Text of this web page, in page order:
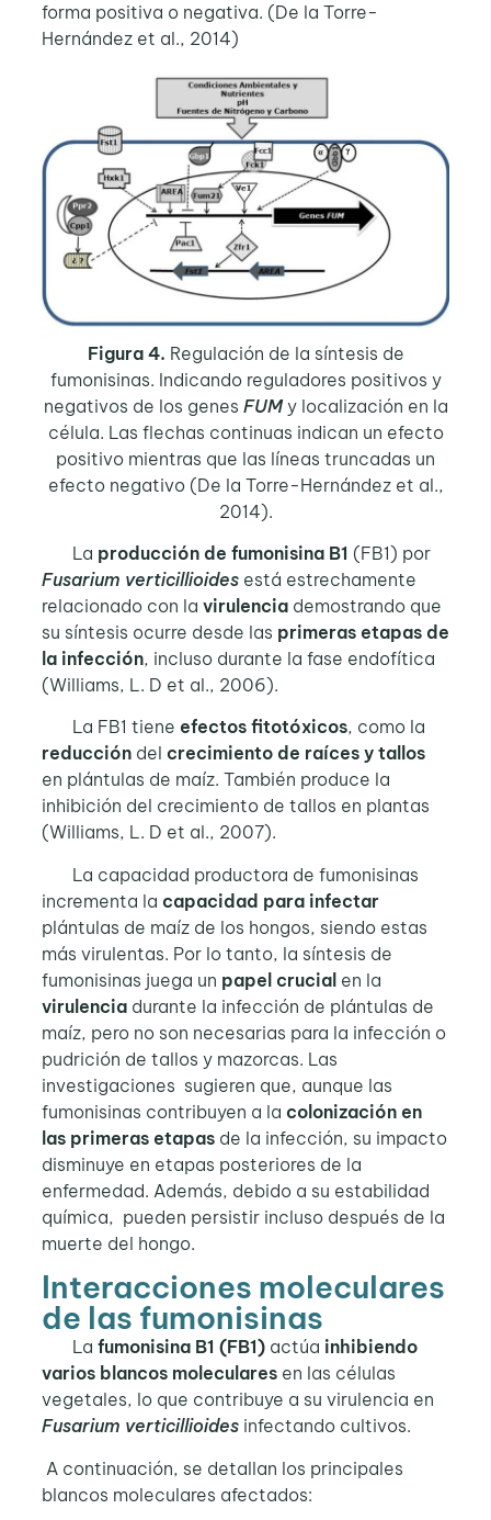
forma positiva o negativa. (De la Torre-
Hernández et al., 2014)
Figura 4. Regulación de la síntesis de
fumonisinas. Indicando reguladores positivos y
negativos de los genes FUMy localización en la
célula. Las flechas continuas indican un efecto
positivo mientras que las líneas truncadas un
efecto negativo (De la Torre-Hernández et al.,
2014).
La producción de fumonisina B1 (FB1) por
Fusarium verticillioidesestá estrechamente
relacionado con la virulenciademostrando que
su síntesis ocurre desde las primeras etapas de
la infección, incluso durante la fase endofítica
(Williams, L. D et al., 2006).
La FB1 tiene efectos fitotóxicos, como la
reduccióndel crecimiento de raíces y tallos
en plántulas de maíz. También produce la
inhibición del crecimiento de tallos en plantas
(Williams, L. D et al., 2007).
La capacidad productora de fumonisinas
incrementa la capacidad para infectar
plántulas de maíz de los hongos, siendo estas
más virulentas. Por lo tanto, la síntesis de
fumonisinas juega un papel crucialen la
virulenciadurante la infección de plántulas de
maíz, pero no son necesarias para la infección o
pudrición de tallos y mazorcas. Las
investigaciones sugieren que, aunque las
fumonisinas contribuyen a la colonización en
las primeras etapasde la infección, su impacto
disminuye en etapas posteriores de la
enfermedad. Además, debido a su estabilidad
química, pueden persistir incluso después de la
muerte del hongo.
Interacciones moleculares
de las fumonisinas
La fumonisina B1 (FB1)actúa inhibiendo
varios blancos molecularesen las células
vegetales, lo que contribuye a su virulencia en
Fusarium verticillioidesinfectando cultivos.
A continuación, se detallan los principales
blancos moleculares afectados: